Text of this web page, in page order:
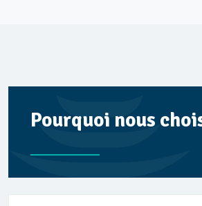
Pourquoi nous